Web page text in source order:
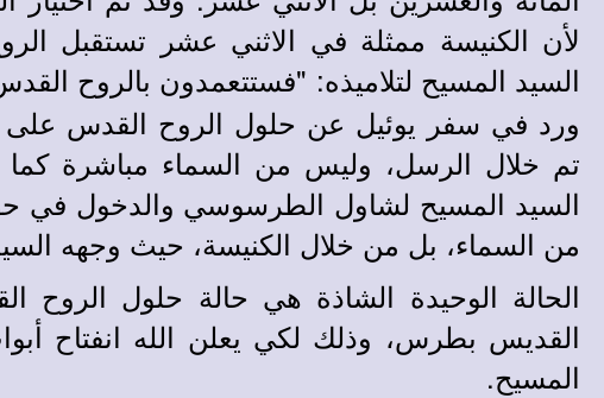
لأن الكنيسة ممثلة في الاثني عشر تستقبل
السيد المسيح لتلاميذه: "فستتعمدون بالروح
ورد في سفر يوئيل عن حلول الروح القدس على
تم خلال الرسل، وليس من السماء مباشرة
السيد المسيح لشاول الطرسوسي والدخول في
من السماء، بل من خلال الكنيسة، حيث وجهه
الحالة الوحيدة الشاذة هي حالة حلول الروح
القديس بطرس، وذلك لكي يعلن الله انفتاح
المسيح.